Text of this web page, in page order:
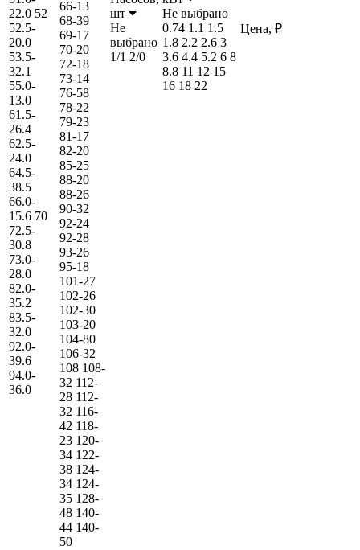
22.0 52
52.5-
20.0
53.5-
32.1
55.0-
13.0
61.5-
26.4
62.5-
24.0
64.5-
38.5
66.0-
15.6 70
72.5-
30.8
73.0-
28.0
82.0-
35.2
83.5-
32.0
92.0-
39.6
94.0-
36.0
66-13
68-39
69-17
70-20
72-18
73-14
76-58
78-22
79-23
81-17
82-20
85-25
88-20
88-26
90-32
92-24
92-28
93-26
95-18
101-27
102-26
102-30
103-20
104-80
106-32
108 108-
32 112-
28 112-
32 116-
42 118-
23 120-
34 122-
38 124-
34 124-
35 128-
48 140-
44 140-
50
шт
Не
выбрано
1/1 2/0
Не выбрано
0.74 1.1 1.5
1.8 2.2 2.6 3
3.6 4.4 5.2 6 8
8.8 11 12 15
16 18 22
Цена, ₽